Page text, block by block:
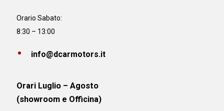
Orario Sabato:
8:30 – 13:00
info@dcarmotors.it
Orari Luglio – Agosto
(showroom e Officina)